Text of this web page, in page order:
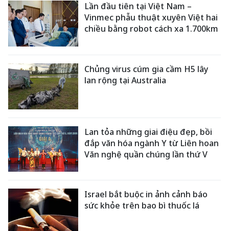
Lần đầu tiên tại Việt Nam –
Vinmec phẫu thuật xuyên Việt hai
chiều bằng robot cách xa 1.700km
Chủng virus cúm gia cầm H5 lây
lan rộng tại Australia
Lan tỏa những giai điệu đẹp, bồi
đắp văn hóa ngành Y từ Liên hoan
Văn nghệ quần chúng lần thứ V
Israel bắt buộc in ảnh cảnh báo
sức khỏe trên bao bì thuốc lá